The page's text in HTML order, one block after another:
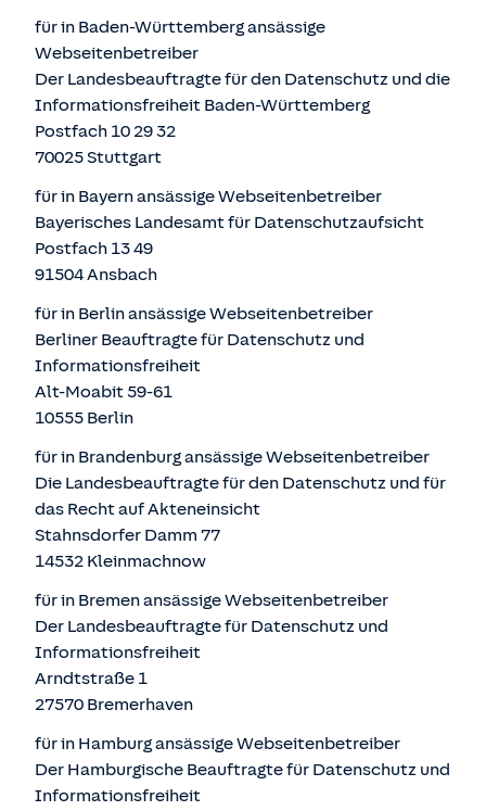
für in Baden-Württemberg ansässige
Webseitenbetreiber
Der Landesbeauftragte für den Datenschutz und die
Informationsfreiheit Baden-Württemberg
Postfach 10 29 32
70025 Stuttgart
für in Bayern ansässige Webseitenbetreiber
Bayerisches Landesamt für Datenschutzaufsicht
Postfach 13 49
91504 Ansbach
für in Berlin ansässige Webseitenbetreiber
Berliner Beauftragte für Datenschutz und
Informationsfreiheit
Alt-Moabit 59-61
10555 Berlin
für in Brandenburg ansässige Webseitenbetreiber
Die Landesbeauftragte für den Datenschutz und für
das Recht auf Akteneinsicht
Stahnsdorfer Damm 77
14532 Kleinmachnow
für in Bremen ansässige Webseitenbetreiber
Der Landesbeauftragte für Datenschutz und
Informationsfreiheit
Arndtstraße 1
27570 Bremerhaven
für in Hamburg ansässige Webseitenbetreiber
Der Hamburgische Beauftragte für Datenschutz und
Informationsfreiheit